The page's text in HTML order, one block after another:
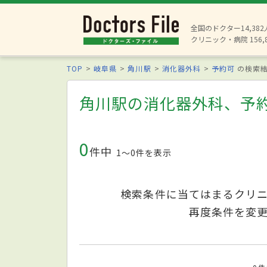
全国のドクター14,382
クリニック・病院
TOP 岐阜県 角川駅 消化器外科 予約可 の検索
角川駅の消化器外科、予
0件中 1〜0件を表示
検索条件に当てはまるクリ
再度条件を変